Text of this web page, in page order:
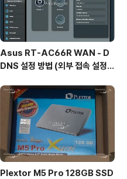
Asus RT-AC66R WAN - D
DNS 설정 방법 (외부 접속 설정
Plextor M5 Pro 128GB SSD